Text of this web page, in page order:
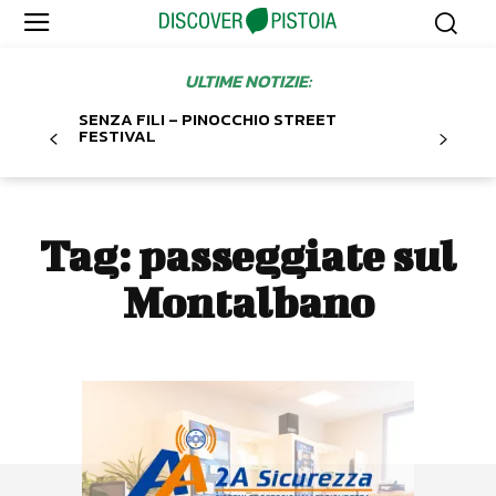
ULTIME NOTIZIE:
SENZA FILI – PINOCCHIO STREET
FESTIVAL
Tag:passeggiate sul
Montalbano